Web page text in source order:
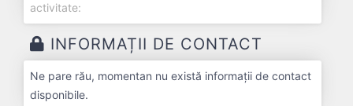
activitate:
INFORMAȚII DE CONTACT
Ne pare rău, momentan nu există informații de contact
disponibile.